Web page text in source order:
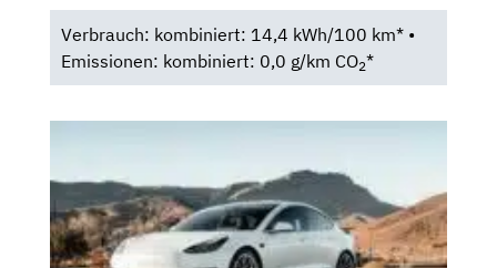
Verbrauch: kombiniert: 14,4 kWh/100 km* •
Emissionen: kombiniert: 0,0 g/km CO2*